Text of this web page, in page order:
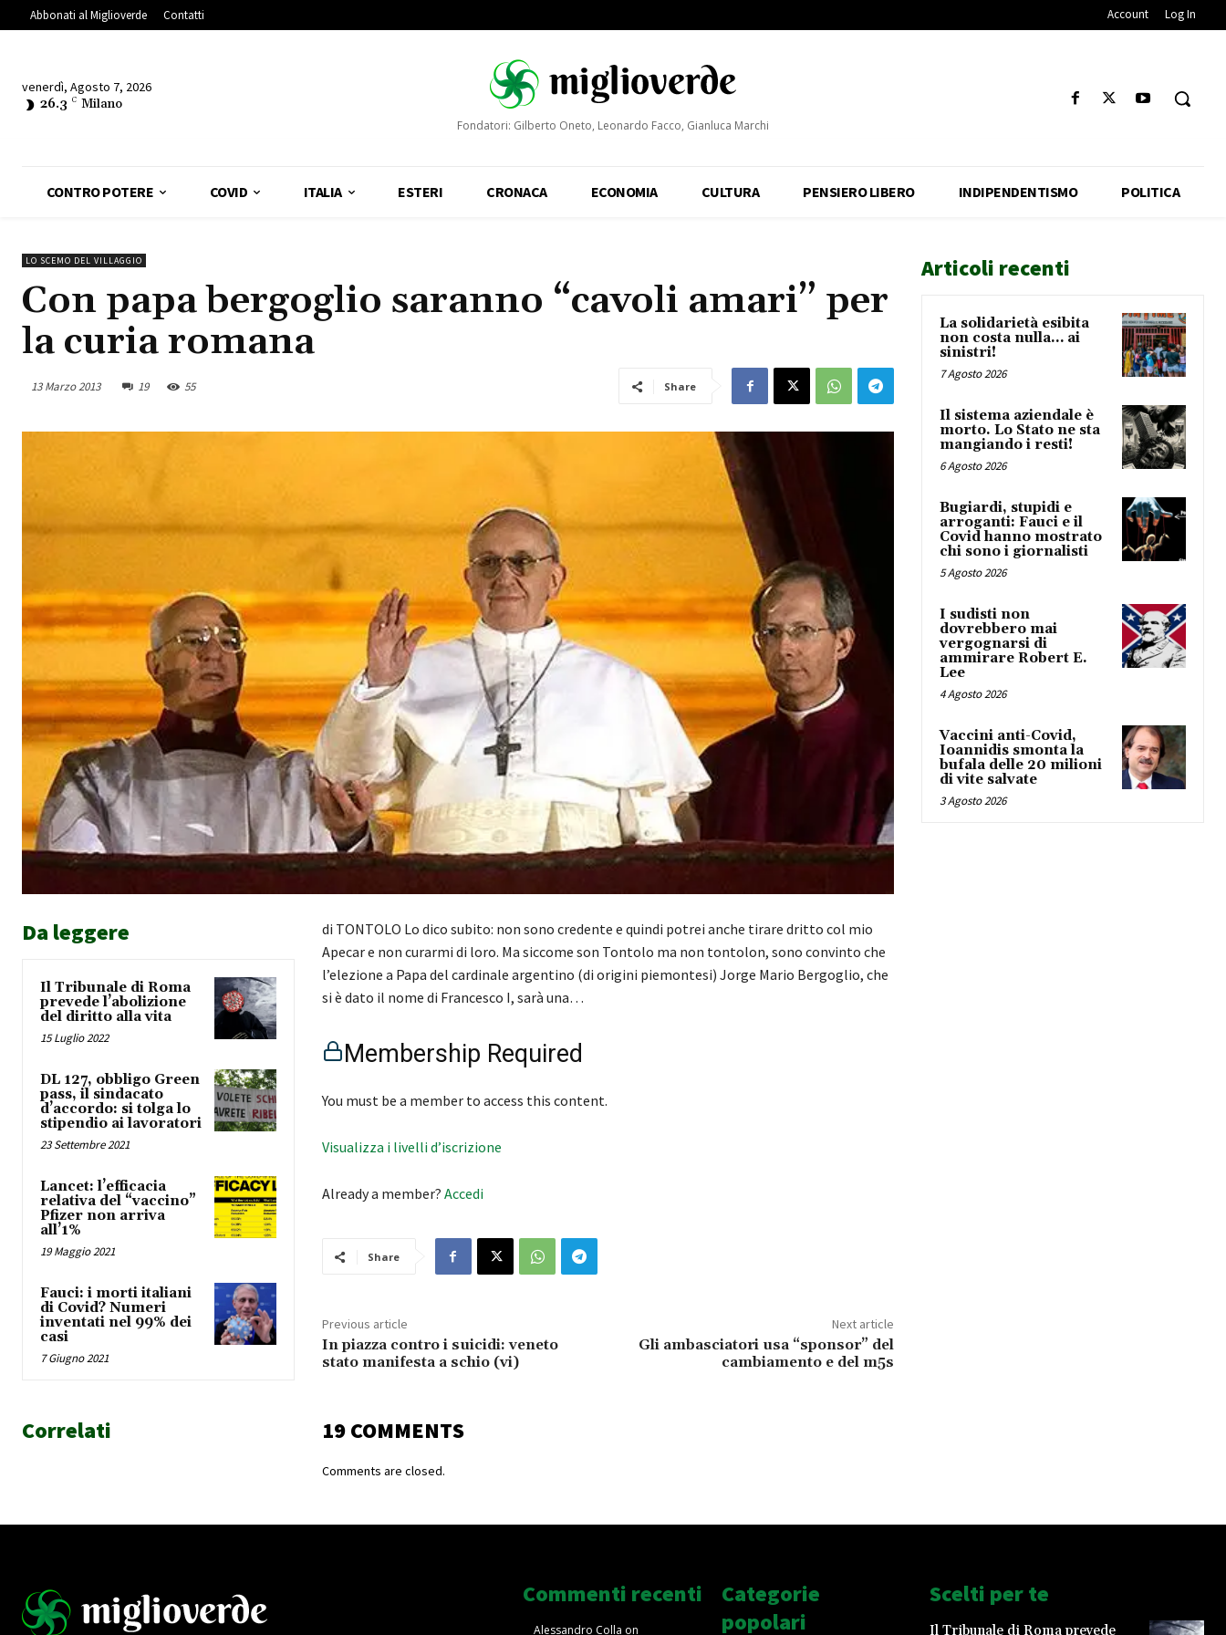
Abbonati al Miglioverde Contatti Account Log In
venerdì, Agosto 7, 2026
26.3 C Milano
Fondatori: Gilberto Oneto, Leonardo Facco, Gianluca Marchi
CONTRO POTERE COVID ITALIA ESTERI CRONACA ECONOMIA CULTURA PENSIERO LIBERO INDIPENDENTISMO POLITICA
LO SCEMO DEL VILLAGGIO
Con papa bergoglio saranno “cavoli amari” per
la curia romana
13 Marzo 2013 19 55 Share
Da leggere
Il Tribunale di Roma
prevede l’abolizione
del diritto alla vita
15 Luglio 2022
DL 127, obbligo Green
pass, il sindacato
d’accordo: si tolga lo
stipendio ai lavoratori
23 Settembre 2021
Lancet: l’efficacia
relativa del “vaccino”
Pfizer non arriva
all’1%
19 Maggio 2021
Fauci: i morti italiani
di Covid? Numeri
inventati nel 99% dei
casi
7 Giugno 2021
di TONTOLO Lo dico subito: non sono credente e quindi potrei anche tirare dritto col mio
Apecar e non curarmi di loro. Ma siccome son Tontolo ma non tontolon, sono convinto che
l’elezione a Papa del cardinale argentino (di origini piemontesi) Jorge Mario Bergoglio, che
si è dato il nome di Francesco I, sarà una…
Membership Required
You must be a member to access this content.
Visualizza i livelli d’iscrizione
Already a member? Accedi
Share
Previous article
In piazza contro i suicidi: veneto
stato manifesta a schio (vi)
Next article
Gli ambasciatori usa “sponsor” del
cambiamento e del m5s
Correlati 19 COMMENTS
Comments are closed.
Articoli recenti
La solidarietà esibita
non costa nulla… ai
sinistri!
7 Agosto 2026
Il sistema aziendale è
morto. Lo Stato ne sta
mangiando i resti!
6 Agosto 2026
Bugiardi, stupidi e
arroganti: Fauci e il
Covid hanno mostrato
chi sono i giornalisti
5 Agosto 2026
I sudisti non
dovrebbero mai
vergognarsi di
ammirare Robert E.
Lee
4 Agosto 2026
Vaccini anti-Covid,
Ioannidis smonta la
bufala delle 20 milioni
di vite salvate
3 Agosto 2026
Commenti recenti
Alessandro Colla on
Categorie
popolari
Scelti per te
Il Tribunale di Roma prevede